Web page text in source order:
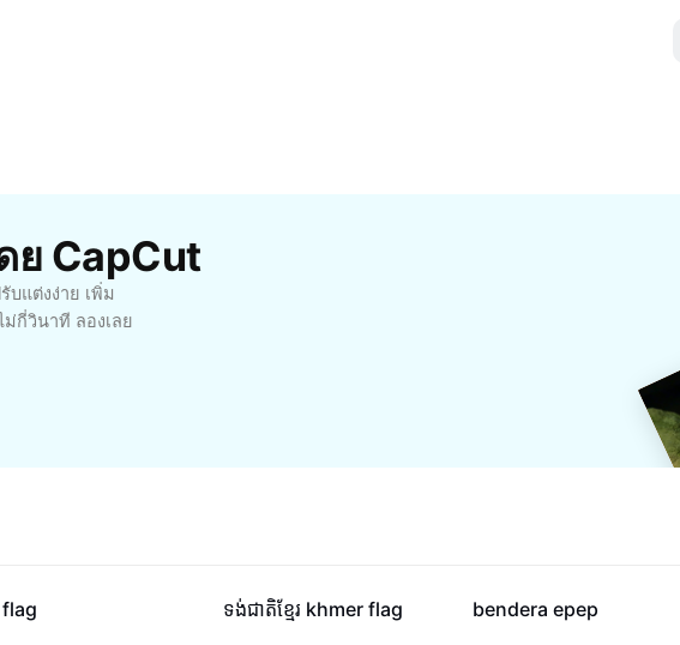
ย CapCut
บแต่งง่าย เพิ่ม
กี่วินาที ลองเลย
62.3K
ទង់ជាតិខ្មែរ khmer flag 52.3K
bendera epep